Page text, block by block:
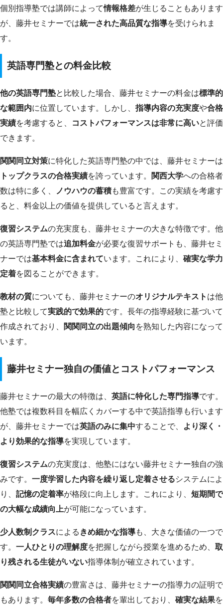
個別指導塾では講師によって情報格差が生じることもあります
が、藤井セミナーでは統一された高品質な指導を受けられま
す。
英語専門塾との料金比較
他の英語専門塾と比較した場合、藤井セミナーの料金は標準的
な範囲内に位置しています。しかし、 指導内容の充実度や合格
実績を考慮すると、 コストパフォーマンスは非常に高いと評価
できます。
関関同立対策に特化した英語専門塾の中では、藤井セミナーは
トップクラスの合格実績を誇っています。 関西大学への合格者
数は特に多く、
ノウハウの蓄積も豊富です。この実績を考慮す
ると、料金以上の価値を提供していると言えます。
復習システムの充実度も、藤井セミナーの大きな特徴です。他
の英語専門塾では追加料金が必要な復習サポートも、藤井セミ
ナーでは基本料金に含まれています。これにより、 確実な学力
定着を図ることができます。
教材の質についても、藤井セミナーのオリジナルテキスト は他
塾と比較して実践的で効果的です。長年の指導経験に基づいて
作成されており、
関関同立の出題傾向 を熟知した内容になって
います。
藤井セミナー独自の価値とコストパフォーマンス
藤井セミナーの最大の特徴は、 英語に特化した専門指導です。
他塾では複数科目を幅広くカバーする中で英語指導も行います
が、藤井セミナーでは英語のみに集中することで、
より深く・
より効果的な指導を実現しています。
復習システムの充実度は、他塾にはない藤井セミナー独自の強
みです。 一度学習した内容を繰り返し定着させるシステムによ
り、 記憶の定着率が格段に向上します。これにより、 短期間で
の大幅な成績向上が可能になっています。
少人数制クラスによる きめ細かな指導も、大きな価値の一つで
す。 一人ひとりの理解度を把握しながら授業を進めるため、 取
り残される生徒がいない指導体制が確立されています。
関関同立合格実績の豊富さは、藤井セミナーの指導力の証明で
もあります。 毎年多数の合格者を輩出しており、 確実な結果を